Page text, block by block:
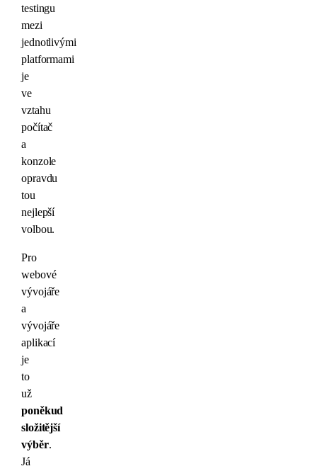
testingu
mezi
jednotlivými
platformami
je
ve
vztahu
počítač
a
konzole
opravdu
tou
nejlepší
volbou.
Pro
webové
vývojáře
a
vývojáře
aplikací
je
to
už
poněkud
složitější
výběr.
Já